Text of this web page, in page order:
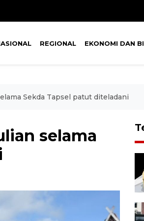
REGIONAL EKONOMI DAN
Sekda Tapsel patut diteladani
selama